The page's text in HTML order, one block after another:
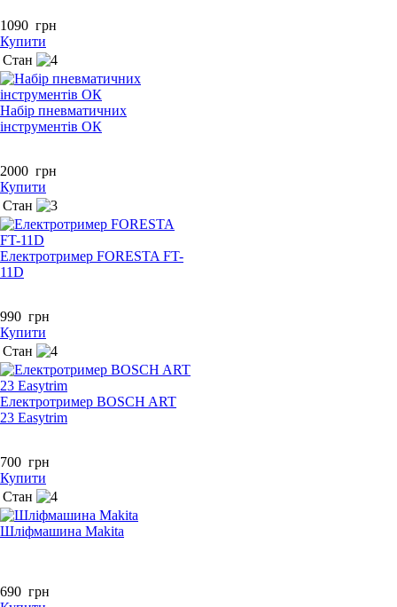
1090 грн
Купити
Стан
Набір пневматичних
інструментів ОК
2000 грн
Купити
Стан
Електротример FORESTA FT-
11D
990 грн
Купити
Стан
Електротример BOSCH ART
23 Easytrim
700 грн
Купити
Стан
Шліфмашина Makita
690 грн